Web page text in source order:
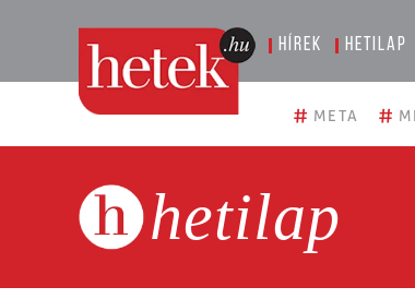
Hírek Hetilap
# META #
hetilap